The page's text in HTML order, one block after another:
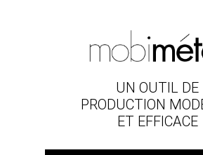
UN OUTIL DE
PRODUCTION
ET EFFICACE